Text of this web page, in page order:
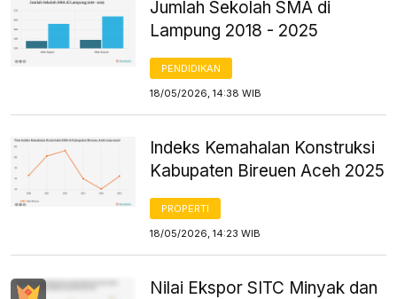
Jumlah Sekolah SMA di
Lampung 2018 - 2025
PENDIDIKAN
18/05/2026, 14:38 WIB
Indeks Kemahalan Konstruksi
Kabupaten Bireuen Aceh 2025
PROPERTI
18/05/2026, 14:23 WIB
Nilai Ekspor SITC Minyak dan